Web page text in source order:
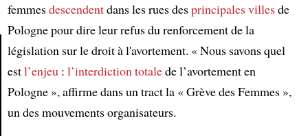
Article
femmesdescendentdans les rues desprincipales villesde
Pologne pour dire leur refus du renforcement de la
législation sur le droit à l'avortement. « Nous savons quel
estl’enjeu: l’interdiction totalede l’avortement en
Pologne », affirme dans un tract la « Grève des Femmes »,
un des mouvements organisateurs.